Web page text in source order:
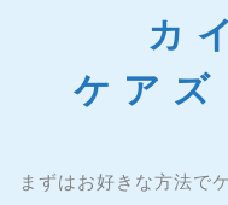
カ
ケアズ
まずはお好きな方法で